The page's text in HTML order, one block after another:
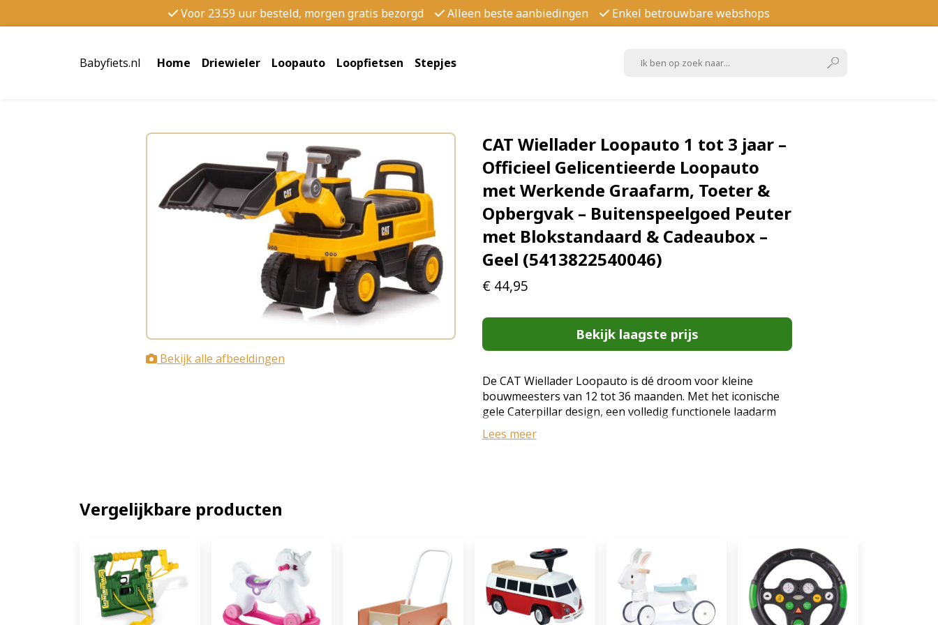
Voor 23.59 uur besteld, morgen gratis bezorgd Alleen beste aanbiedingen Enkel betrouwbare webshops
Babyfiets.nl Home Driewieler Loopauto Loopfietsen Stepjes
Bekijk alle afbeeldingen
CAT Wiellader Loopauto 1 tot 3 jaar –
Officieel Gelicentieerde Loopauto
met Werkende Graafarm, Toeter &
Opbergvak – Buitenspeelgoed Peuter
met Blokstandaard & Cadeaubox –
Geel (5413822540046)
€ 44,95
Bekijk laagste prijs
De CAT Wiellader Loopauto is dé droom voor kleine
bouwmeesters van 12 tot 36 maanden. Met het iconische
gele Caterpillar design, een volledig functionele laadarm
aan de voorzijde en een claxon is dit meer dan een
loopauto; het is een eigen wiellader voor de allerkleinsten.
12 tot 36 maanden Max. draagcapaciteit: 25 kg Zithoogte:
25 cm Afmetingen (H x B x L): 47,5 x 27,5 x 85 cm Laadarm:
Ja, handmatig bedienbaar voor interactief spel Claxon en
toeter: Ja, geïntegreerd in het stuur Opbergbox: Ja,
handige opbergruimte onder het zitje Veiligheid:
Lees meer
Vergelijkbare producten